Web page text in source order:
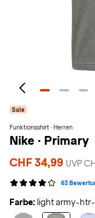
Sale
Funktionsshirt · Herren
Nike · Primary
CHF 34,99 UVP
63
Farbe: light army-